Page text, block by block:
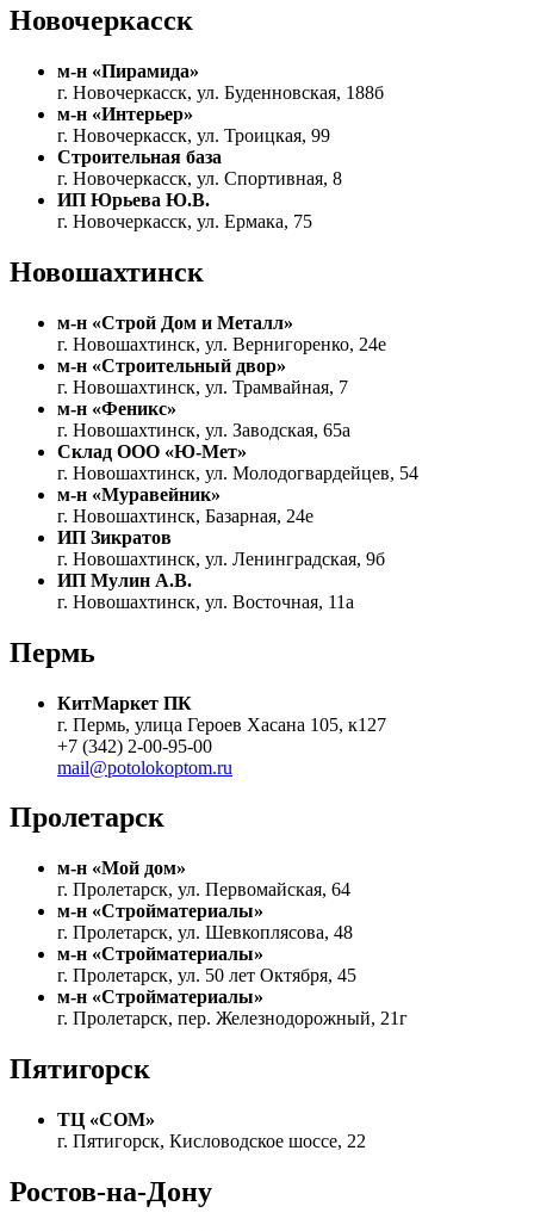
Новочеркасск
м-н «Пирамида»
г. Новочеркасск, ул. Буденновская, 188б
м-н «Интерьер»
г. Новочеркасск, ул. Троицкая, 99
Строительная база
г. Новочеркасск, ул. Спортивная, 8
ИП Юрьева Ю.В.
г. Новочеркасск, ул. Ермака, 75
Новошахтинск
м-н «Строй Дом и Металл»
г. Новошахтинск, ул. Вернигоренко, 24е
м-н «Строительный двор»
г. Новошахтинск, ул. Трамвайная, 7
м-н «Феникс»
г. Новошахтинск, ул. Заводская, 65а
Склад ООО «Ю-Мет»
г. Новошахтинск, ул. Молодогвардейцев, 54
м-н «Муравейник»
г. Новошахтинск, Базарная, 24е
ИП Зикратов
г. Новошахтинск, ул. Ленинградская, 9б
ИП Мулин А.В.
г. Новошахтинск, ул. Восточная, 11а
Пермь
КитМаркет ПК
г. Пермь, улица Героев Хасана 105, к127
+7 (342) 2-00-95-00
mail@potolokoptom.ru
Пролетарск
м-н «Мой дом»
г. Пролетарск, ул. Первомайская, 64
м-н «Стройматериалы»
г. Пролетарск, ул. Шевкоплясова, 48
м-н «Стройматериалы»
г. Пролетарск, ул. 50 лет Октября, 45
м-н «Стройматериалы»
г. Пролетарск, пер. Железнодорожный, 21г
Пятигорск
ТЦ «СОМ»
г. Пятигорск, Кисловодское шоссе, 22
Ростов-на-Дону